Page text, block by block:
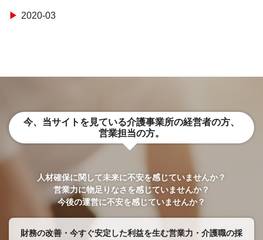
2020-03
今、当サイトを見ている介護事業所の経営者の方、
営業担当の方。
人材確保に関して未来に不安を感じていませんか？
営業力に物足りなさを感じていませんか？
今後の運営に不安を感じていませんか？
財務の改善・今すぐ安定した利益を生む営業力・介護職の採